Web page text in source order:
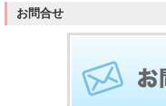
お問合せ